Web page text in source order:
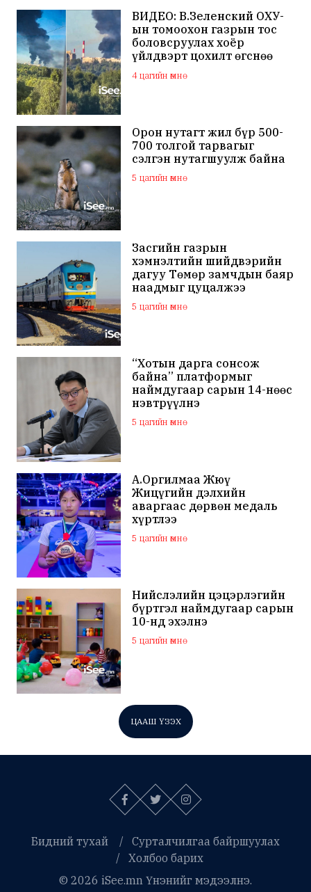
ВИДЕО: В.Зеленский ОХУ-
ын томоохон газрын тос
боловсруулах хоёр
үйлдвэрт цохилт өгснөө
мэдэгдлээ
4 цагийн өмнө
Орон нутагт жил бүр 500-
700 толгой тарвагыг
сэлгэн нутагшуулж байна
5 цагийн өмнө
Засгийн газрын
хэмнэлтийн шийдвэрийн
дагуу Төмөр замчдын баяр
наадмыг цуцалжээ
5 цагийн өмнө
“Хотын дарга сонсож
байна” платформыг
наймдугаар сарын 14-нөөс
нэвтрүүлнэ
5 цагийн өмнө
А.Оргилмаа Жюү
Жицүгийн дэлхийн
аваргаас дөрвөн медаль
хүртлээ
5 цагийн өмнө
Нийслэлийн цэцэрлэгийн
бүртгэл наймдугаар сарын
10-нд эхэлнэ
5 цагийн өмнө
ЦААШ ҮЗЭХ
Бидний тухай
Сурталчилгаа байршуулах
Холбоо барих
© 2026 iSee.mn Үнэнийг мэдээлнэ.